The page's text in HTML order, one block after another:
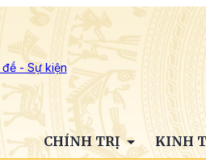
- Sự kiện
CHÍNH TRỊ KINH